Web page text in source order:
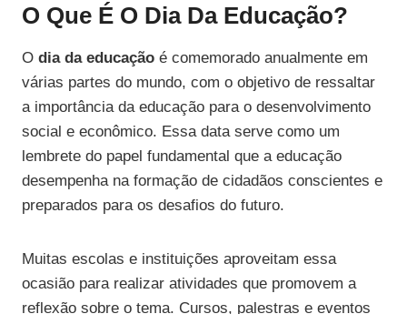
O Que É O Dia Da Educação?
O dia da educação é comemorado anualmente em
várias partes do mundo, com o objetivo de ressaltar
a importância da educação para o desenvolvimento
social e econômico. Essa data serve como um
lembrete do papel fundamental que a educação
desempenha na formação de cidadãos conscientes e
preparados para os desafios do futuro.
Muitas escolas e instituições aproveitam essa
ocasião para realizar atividades que promovem a
reflexão sobre o tema. Cursos, palestras e eventos